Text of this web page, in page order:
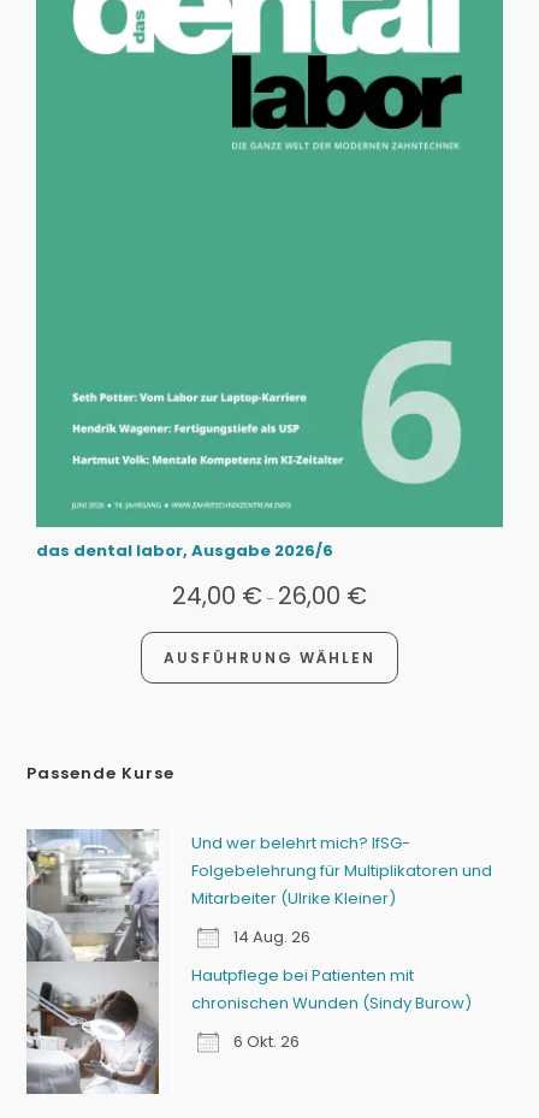
das dental labor, Ausgabe 2026/6
24,00 €- 26,00 €
AUSFÜHRUNG WÄHLEN
Passende Kurse
Und wer belehrt mich? IfSG-
Folgebelehrung für Multiplikatoren und
Mitarbeiter (Ulrike Kleiner)
14 Aug. 26
Hautpflege bei Patienten mit
chronischen Wunden (Sindy Burow)
6 Okt. 26